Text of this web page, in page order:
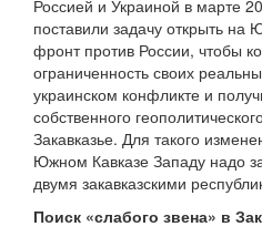
Россией и Украиной в марте
поставили задачу открыть на
фронт против России, чтобы
ограниченность своих
украинском конфликте и
собственного
Закавказье. Для такого
Южном Кавказе Западу надо
двумя закавказскими
Поиск «слабого звена» в